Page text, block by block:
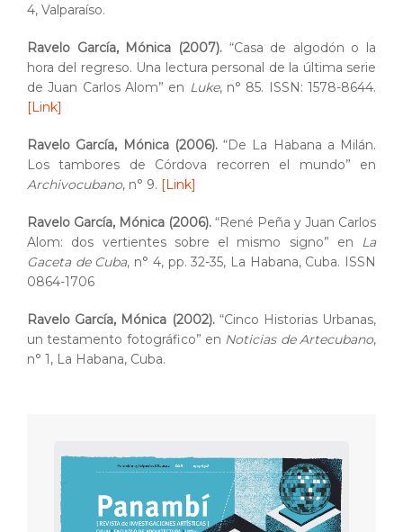
4, Valparaíso.
Ravelo García, Mónica (2007).“Casa de algodón o la
hora del regreso. Una lectura personal de la última serie
de Juan Carlos Alom” en Luke, n° 85. ISSN: 1578-8644.
[Link]
Ravelo García, Mónica (2006).“De La Habana a Milán.
Los tambores de Córdova recorren el mundo” en
Archivocubano, n° 9. [Link]
Ravelo García, Mónica (2006). “René Peña y Juan Carlos
Alom: dos vertientes sobre el mismo signo” en La
Gaceta de Cuba, n° 4, pp. 32-35, La Habana, Cuba. ISSN
0864-1706
Ravelo García, Mónica (2002).“Cinco Historias Urbanas,
un testamento fotográfico” en Noticias de Artecubano,
n° 1, La Habana, Cuba.